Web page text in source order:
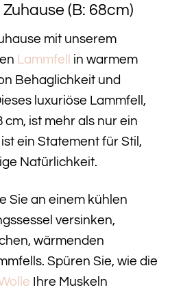
(B: 68cm)
mit unserem
Lammfell
in warmem
Behaglichkeit und
luxuriöse Lammfell,
ist mehr als nur ein
ein Statement für Stil,
Natürlichkeit.
Sie an einem kühlen
versinken,
wärmenden
Spüren Sie, wie die
Ihre Muskeln